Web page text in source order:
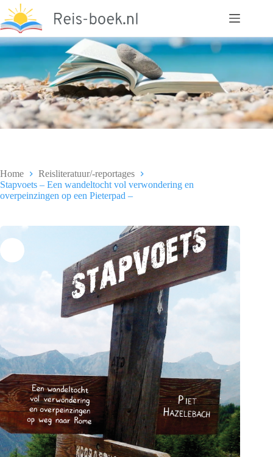
naar
de
inhoud
Home
Reisliteratuur/-reportages
Stapvoets – Een wandeltocht vol verwondering en
overpeinzingen op een Pieterpad –